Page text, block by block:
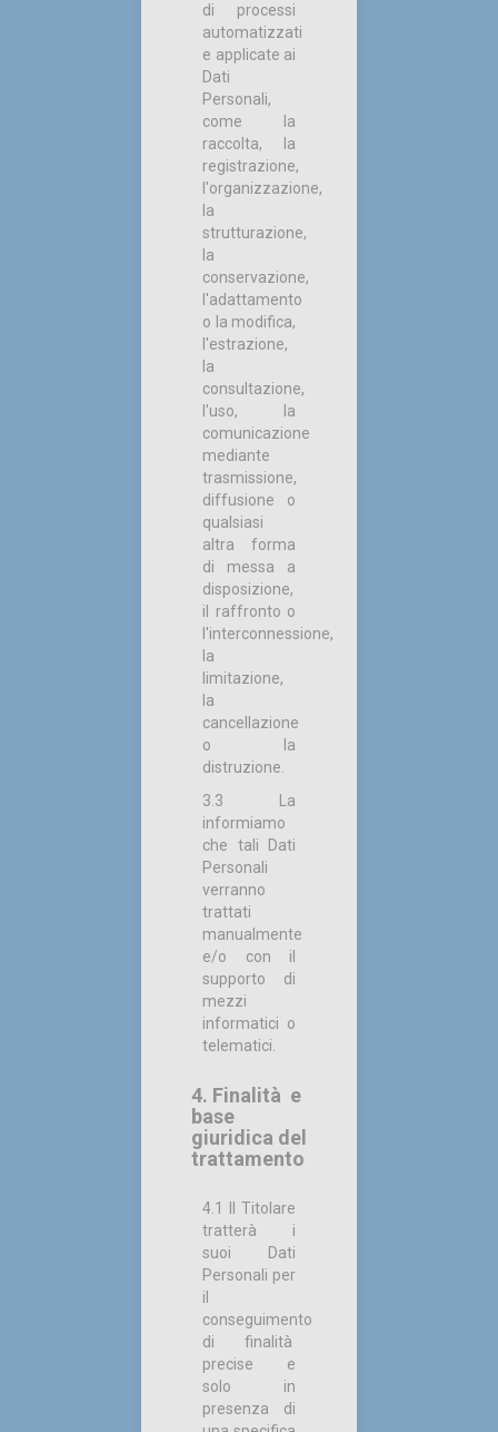
di processi
automatizzati
e applicate ai
Dati
Personali,
come la
raccolta, la
registrazione,
l'organizzazione,
la
strutturazione,
la
conservazione,
l'adattamento
o la modifica,
l'estrazione,
la
consultazione,
l'uso, la
comunicazione
mediante
trasmissione,
diffusione o
qualsiasi
altra forma
di messa a
disposizione,
il raffronto o
l'interconnessione,
la
limitazione,
la
cancellazione
o la
distruzione.
3.3 La
informiamo
che tali Dati
Personali
verranno
trattati
manualmente
e/o con il
supporto di
mezzi
informatici o
telematici.
4. Finalità e
base
giuridica del
trattamento
4.1 Il Titolare
tratterà i
suoi Dati
Personali per
il
conseguimento
di finalità
precise e
solo in
presenza di